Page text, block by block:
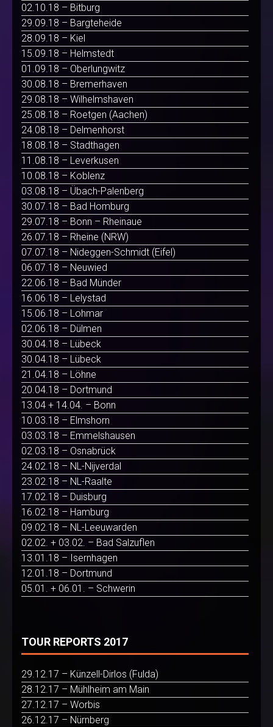
02.10.18 – Bitburg
29.09.18 – Bargteheide
28.09.18 – Kiel
15.09.18 – Helmstedt
01.09.18 – Oberlungwitz
30.08.18 – Bremerhaven
29.08.18 – Wilhelmshaven
25.08.18 – Roetgen (Aachen)
24.08.18 – Delmenhorst
18.08.18 – Stadthagen
11.08.18 – Leverkusen
10.08.18 – Koblenz
03.08.18 – Übach-Palenberg
30.07.18 – Bad Homburg
29.07.18 – Bonn – Rheinaue
26.07.18 – Rheine (NRW)
07.07.18 – Nideggen-Schmidt (Eifel)
06.07.18 – Neuwied
22.06.18 – Bad Münder
16.06.18 – Lelystad
15.06.18 – Lohmar
02.06.18 – Dülmen
30.04.18 – Lübeck
30.04.18 – Lübeck
21.04.18 – Löhne
20.04.18 – Dortmund
13.04 + 14.04. – Bonn
10.03.18 – Elmshorn
03.03.18 – Emmelshausen
02.03.18 – Osnabrück
24.02.18 – NL-Nijverdal
23.02.18 – NL-Raalte
17.02.18 – Duisburg
16.02.18 – Hamburg
09.02.18 – NL-Leeuwarden
02.02. + 03.02. – Bad Salzuflen
13.01.18 – Isernhagen
12.01.18 – Dortmund
05.01. + 06.01. – Schwerin
TOUR REPORTS 2017
29.12.17 – Künzell-Dirlos (Fulda)
28.12.17 – Mühlheim am Main
27.12.17 – Worbis
26.12.17 – Nürnberg